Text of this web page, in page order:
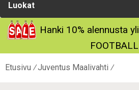
Luokat
Hanki 10% alennusta yli
FOOTBALL
Etusivu Juventus Maalivahti